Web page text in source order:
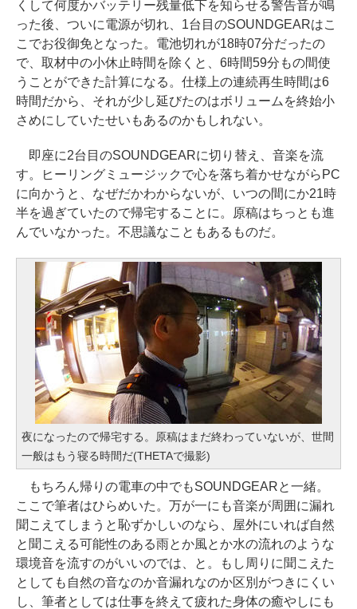
くして何度かバッテリー残量低下を知らせる警告音が鳴
った後、ついに電源が切れ、1台目のSOUNDGEARはこ
こでお役御免となった。電池切れが18時07分だったの
で、取材中の小休止時間を除くと、6時間59分もの間使
うことができた計算になる。仕様上の連続再生時間は6
時間だから、それが少し延びたのはボリュームを終始小
さめにしていたせいもあるのかもしれない。
即座に2台目のSOUNDGEARに切り替え、音楽を流
す。ヒーリングミュージックで心を落ち着かせながらPC
に向かうと、なぜだかわからないが、いつの間にか21時
半を過ぎていたので帰宅することに。原稿はちっとも進
んでいなかった。不思議なこともあるものだ。
夜になったので帰宅する。原稿はまだ終わっていないが、世間
一般はもう寝る時間だ(THETAで撮影)
もちろん帰りの電車の中でもSOUNDGEARと一緒。
ここで筆者はひらめいた。万が一にも音楽が周囲に漏れ
聞こえてしまうと恥ずかしいのなら、屋外にいれば自然
と聞こえる可能性のある雨とか風とか水の流れのような
環境音を流すのがいいのでは、と。もし周りに聞こえた
としても自然の音なのか音漏れなのか区別がつきにくい
し、筆者としては仕事を終えて疲れた身体の癒やしにも